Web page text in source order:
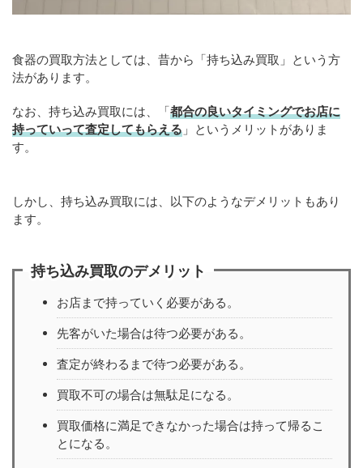
食器の買取方法としては、昔から「持ち込み買取」という方
法があります。
なお、持ち込み買取には、「都合の良いタイミングでお店に
持っていって査定してもらえる 」というメリットがありま
す。
しかし、持ち込み買取には、以下のようなデメリットもあり
ます。
持ち込み買取のデメリット
お店まで持っていく必要がある。
先客がいた場合は待つ必要がある。
査定が終わるまで待つ必要がある。
買取不可の場合は無駄足になる。
買取価格に満足できなかった場合は持って帰るこ
とになる。